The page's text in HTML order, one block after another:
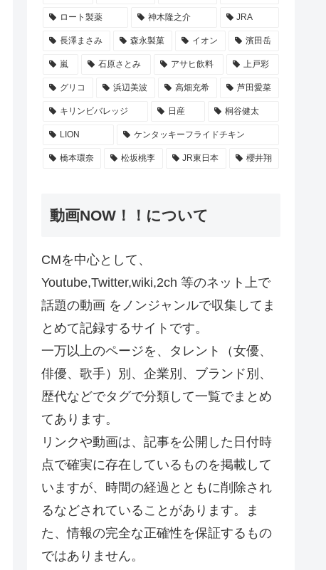
ロート製薬 神木隆之介 JRA
長澤まさみ 森永製菓 イオン 濱田岳
嵐 石原さとみ アサヒ飲料 上戸彩
グリコ 浜辺美波 高畑充希 芦田愛菜
キリンビバレッジ 日産 桐谷健太
LION ケンタッキーフライドチキン
橋本環奈 松坂桃李 JR東日本 櫻井翔
動画NOW！！について
CMを中心として、
Youtube,Twitter,wiki,2ch 等のネット上で
話題の動画 をノンジャンルで収集してま
とめて記録するサイトです。
一万以上のページを、タレント（女優、
俳優、歌手）別、企業別、ブランド別、
歴代などでタグで分類して一覧でまとめ
てあります。
リンクや動画は、記事を公開した日付時
点で確実に存在しているものを掲載して
いますが、時間の経過とともに削除され
るなどされていることがあります。ま
た、情報の完全な正確性を保証するもの
ではありません。